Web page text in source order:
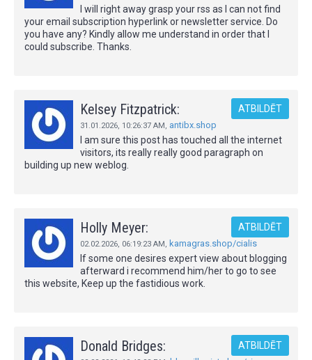
I will right away grasp your rss as I can not find
your email subscription hyperlink or newsletter service. Do
you have any? Kindly allow me understand in order that I
could subscribe. Thanks.
Kelsey Fitzpatrick:
31.01.2026, 10:26:37 AM, antibx.shop
ATBILDĒT
I am sure this post has touched all the internet
visitors, its really really good paragraph on
building up new weblog.
Holly Meyer:
02.02.2026, 06:19:23 AM, kamagras.shop/cialis
ATBILDĒT
If some one desires expert view about blogging
afterward i recommend him/her to go to see
this website, Keep up the fastidious work.
Donald Bridges: ATBILDĒT